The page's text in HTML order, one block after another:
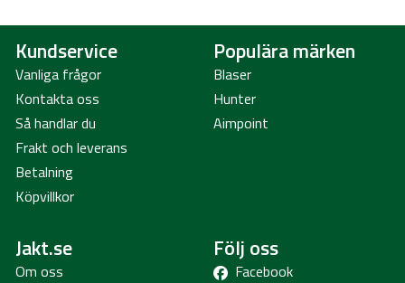
Kundservice
Vanliga frågor
Kontakta oss
Så handlar du
Frakt och leverans
Betalning
Köpvillkor
Populära märken
Blaser
Hunter
Aimpoint
Jakt.se
Om oss
Följ oss
Facebook